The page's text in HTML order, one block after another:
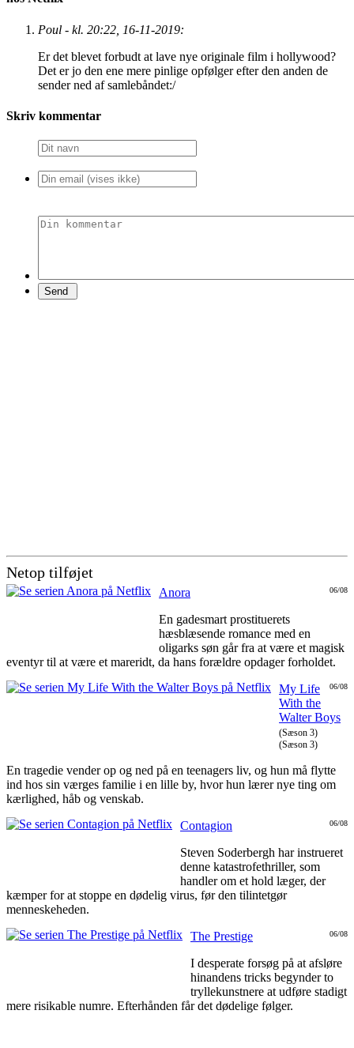
Poul - kl. 20:22, 16-11-2019:
Er det blevet forbudt at lave nye originale film i hollywood?
Det er jo den ene mere pinlige opfølger efter den anden de
sender ned af samlebåndet:/
Skriv kommentar
Netop tilføjet
06/08
Anora
En gadesmart prostituerets
hæsblæsende romance med en
oligarks søn går fra at være et magisk
eventyr til at være et mareridt, da hans forældre opdager forholdet.
06/08
My Life
With the
Walter Boys
(Sæson 3)
(Sæson 3)
En tragedie vender op og ned på en teenagers liv, og hun må flytte
ind hos sin værges familie i en lille by, hvor hun lærer nye ting om
kærlighed, håb og venskab.
06/08
Contagion
Steven Soderbergh har instrueret
denne katastrofethriller, som
handler om et hold læger, der
kæmper for at stoppe en dødelig virus, før den tilintetgør
menneskeheden.
06/08
The Prestige
I desperate forsøg på at afsløre
hinandens tricks begynder to
tryllekunstnere at udføre stadigt
mere risikable numre. Efterhånden får det dødelige følger.